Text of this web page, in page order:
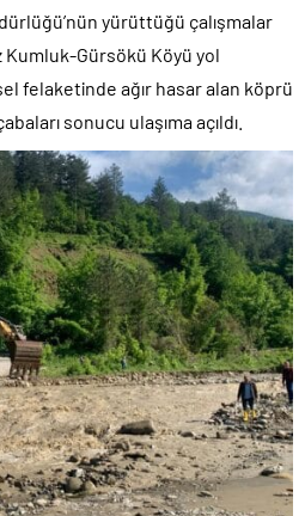
yürüttüğü çalışmalar
Kumluk-Gürsökü Köyü yol
felaketinde ağır hasar alan köprü
sonucu ulaşıma açıldı.